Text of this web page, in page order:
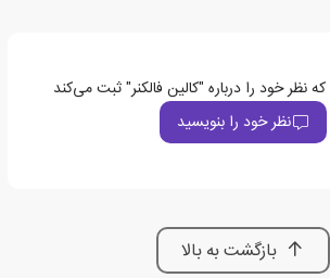
نظر خود را درباره "کالین فالکنر" ثبت می‌کند
نظر خود را بنویسید
بازگشت به بالا